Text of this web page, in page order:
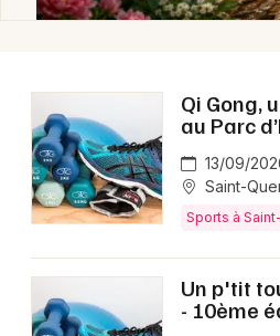
Magazine à Saint-Quentin
Qi Gong,
au Parc
13/09/
Saint-
Sports à
Un p'tit
- 10ème